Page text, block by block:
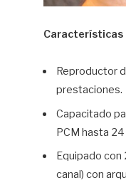
Características
Reproductor
prestaciones.
Capacitado
PCM hasta
Equipado con
canal) con